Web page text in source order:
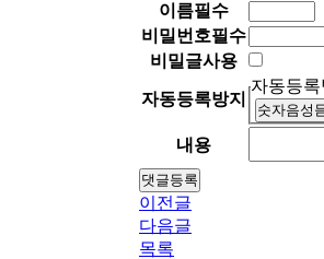
이름필수
비밀번호필수
비밀글사용
자동등록방지
자동등록
숫자음성
내용
이전글
다음글
목록